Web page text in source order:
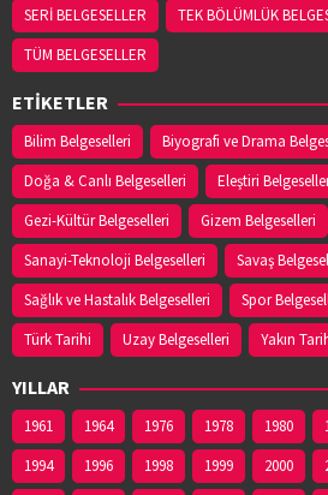
SERİ BELGESELLER
TEK BÖLÜMLÜK
TÜM BELGESELLER
ETİKETLER
Bilim Belgeselleri Biyografi ve Drama
Doğa & Canlı Belgeselleri
Eleştiri
Gezi-Kültür Belgeselleri
Gizem Belgeselleri
Sanayi-Teknoloji Belgeselleri
Savaş
Sağlık ve Hastalık Belgeselleri
Spor
Türk Tarihi
Uzay Belgeselleri Yakın
YILLAR
1961 1964 1976 1978 1980
1994
1996 1998 1999 2000